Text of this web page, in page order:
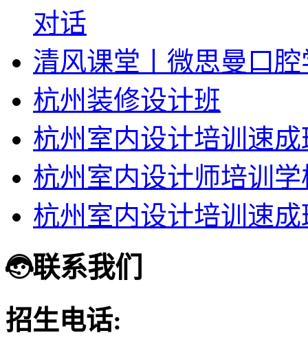
对话
清风课堂丨微思曼口
杭州装修设计班
杭州室内设计培训速成
杭州室内设计师培训
杭州室内设计培训速成
联系我们
招生电话: